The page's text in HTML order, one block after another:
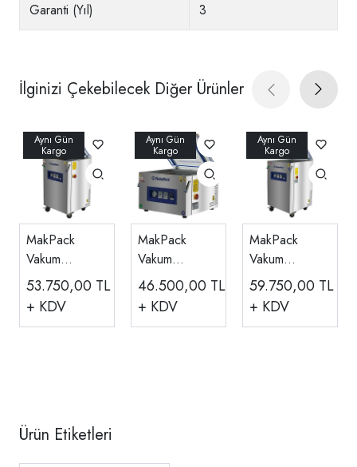
Garanti (Yıl) 3
İlginizi Çekebilecek Diğer Ürünler
MakPack
Vakum
Makinesi,
Yapıştırma
Uzunluğu
53.750,00 TL
+ KDV
MakPack
Vakum
Makinesi
Yapıştırma
Uzunluğu
46.500,00 TL
+ KDV
MakPack
Vakum
Makinesi,
Yapıştırma
Uzunluğu 440
59.750,00 TL
+ KDV
Ürün Etiketleri